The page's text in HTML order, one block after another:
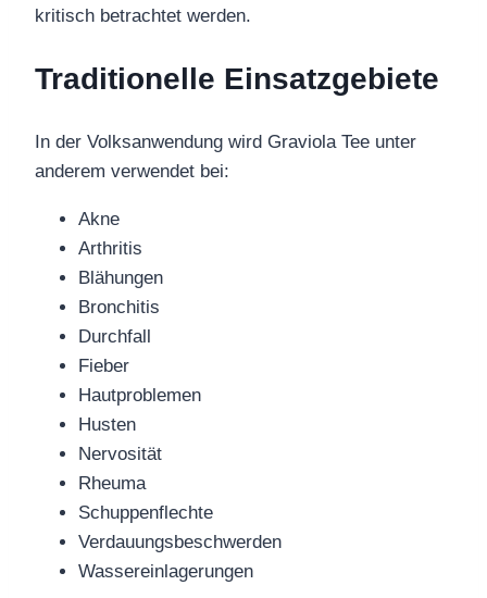
kritisch betrachtet werden.
Traditionelle Einsatzgebiete
In der Volksanwendung wird Graviola Tee unter
anderem verwendet bei:
Akne
Arthritis
Blähungen
Bronchitis
Durchfall
Fieber
Hautproblemen
Husten
Nervosität
Rheuma
Schuppenflechte
Verdauungsbeschwerden
Wassereinlagerungen